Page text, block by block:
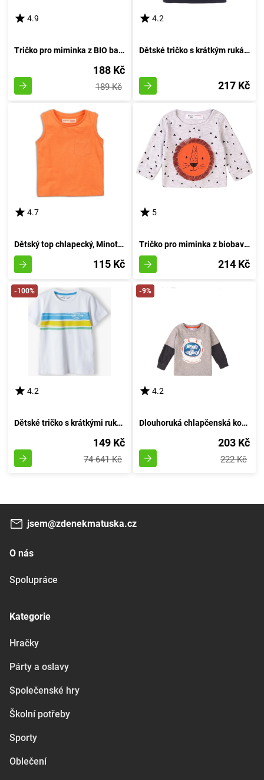
4.9
Tričko pro miminka z BIO bavlny, značky Minoti, model Dream 1, barva šedá - velikost 74/80 | vhodné pro věk 9-12 měsíců
188 Kč
189 Kč
4.2
Dětské tričko s krátkým rukávem pro kluka, sportovní styl, Minoti, Active 4, černé - velikost 98/104 | 3-4 roky
217 Kč
4.7
Dětský top chlapecký, Minoti, 1VEST 6, oranžový - velikost 152/158 | pro věk 12/13 let
115 Kč
5
Tričko pro miminka z biobavlny, Minoti, Simba 1, šedivé - velikost 74/80 | 9-12 měsíců
214 Kč
-100%
4.2
Dětské tričko s krátkými rukávy, Minoti, velikost 13tee 34, chlapec - 98/104 | 3/4 roky
149 Kč
74 641 Kč
-9%
4.2
Dlouhoruká chlapčenská košile, Minoti, Beam 3, šedá - velikost 98/104 | pro věk 3 až 4 roky
203 Kč
222 Kč
jsem@zdenekmatuska.cz
O nás
Spolupráce
Kategorie
Hračky
Párty a oslavy
Společenské hry
Školní potřeby
Sporty
Oblečení